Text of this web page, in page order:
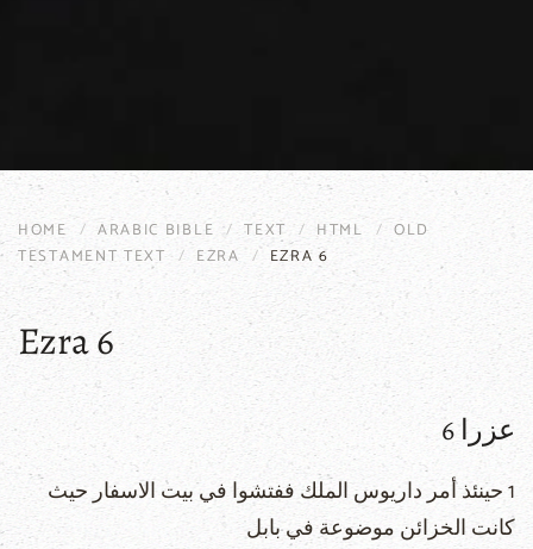
HOME ARABIC BIBLE TEXT HTML
OLD
TESTAMENT TEXT
EZRA EZRA 6
Ezra 6
عزرا 6
1 حينئذ أمر داريوس الملك ففتشوا في بيت الاسفار حيث
كانت الخزائن موضوعة في بابل